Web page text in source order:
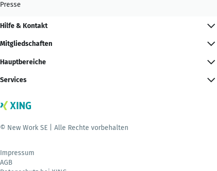
Presse
Hilfe & Kontakt
Mitgliedschaften
Hauptbereiche
Services
© New Work SE | Alle Rechte vorbehalten
Impressum
AGB